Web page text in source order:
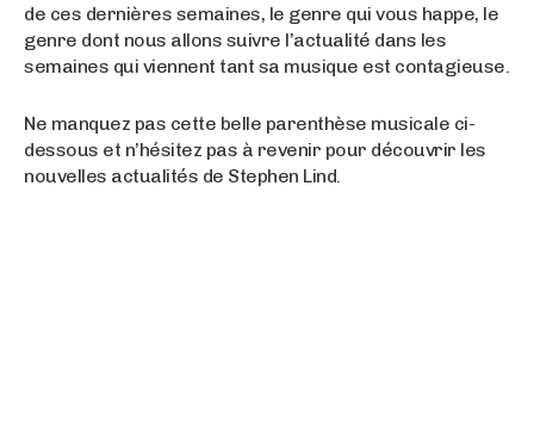
de ces dernières semaines, le genre qui vous happe, le
genre dont nous allons suivre l’actualité dans les
semaines qui viennent tant sa musique est contagieuse.
Ne manquez pas cette belle parenthèse musicale ci-
dessous et n’hésitez pas à revenir pour découvrir les
nouvelles actualités de Stephen Lind.